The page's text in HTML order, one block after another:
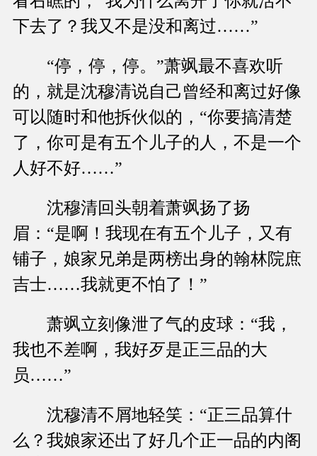
下去了？我又不是没和离过……”
“停，停，停。”萧飒最不喜欢听
的，就是沈穆清说自己曾经和离过好像
可以随时和他拆伙似的，“你要搞清楚
了，你可是有五个儿子的人，不是一个
人好不好……”
沈穆清回头朝着萧飒扬了扬
眉：“是啊！我现在有五个儿子，又有
铺子，娘家兄弟是两榜出身的翰林院庶
吉士……我就更不怕了！”
萧飒立刻像泄了气的皮球：“我，
我也不差啊，我好歹是正三品的大
员……”
沈穆清不屑地轻笑：“正三品算什
么？我娘家还出了好几个正一品的内阁